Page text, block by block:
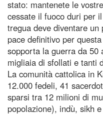
stato: mantenete le
cessate il fuoco duri per
tregua deve diventare
pace definitivo per
sopporta la guerra da
migliaia di sfollati e tanti
La comunità cattolica in
12.000 fedeli, 41
sparsi tra 12 milioni di
popolazione), indù, sikh